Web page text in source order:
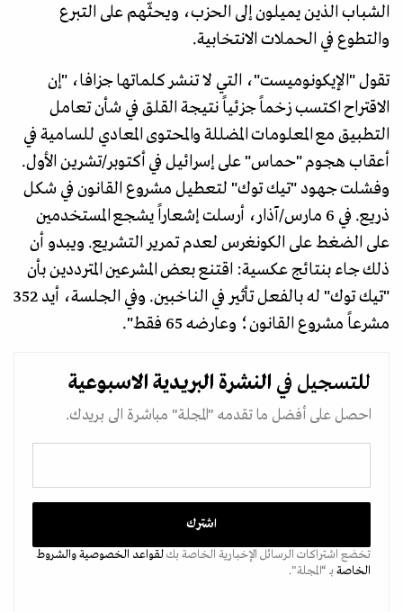
الشباب الذين يميلون إلى الحزب، ويحثّهم على التبرع
والتطوع في الحملات الانتخابية.
تقول "الإيكونوميست"، التي لا تنشر كلماتها جزافا، "إن
الاقتراح اكتسب زخماً جزئياً نتيجة القلق في شأن تعامل
التطبيق مع المعلومات المضللة والمحتوى المعادي للسامية في
أعقاب هجوم "حماس" على إسرائيل في أكتوبر/تشرين الأول.
وفشلت جهود "تيك توك" لتعطيل مشروع القانون في شكل
ذريع. في 6 مارس/آذار، أرسلت إشعاراً يشجع المستخدمين
على الضغط على الكونغرس لعدم تمرير التشريع. ويبدو أن
ذلك جاء بنتائج عكسية: اقتنع بعض المشرعين المترددين بأن
"تيك توك" له بالفعل تأثير في الناخبين. وفي الجلسة، أيد 352
مشرعاً مشروع القانون؛ وعارضه 65 فقط".
للتسجيل في النشرة البريدية الاسبوعية
احصل على أفضل ما تقدمه "المجلة" مباشرة الى بريدك.
تخضع اشتراكات الرسائل الإخبارية الخاصة بكلقواعد الخصوصيةوالشروط
الخاصة بـ “المجلة".